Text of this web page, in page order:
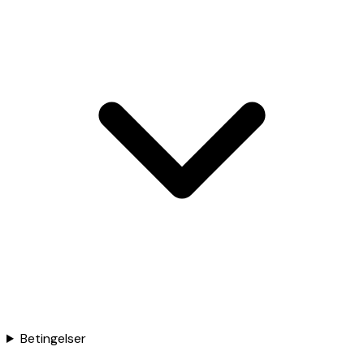
Betingelser